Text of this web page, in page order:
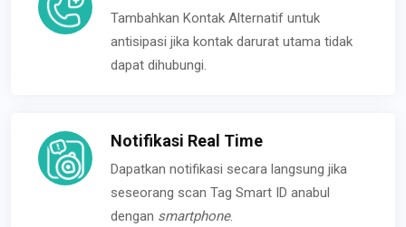
Tambahkan Kontak Alternatif untuk
antisipasi jika kontak darurat utama tidak
dapat dihubungi.
Notifikasi Real Time
Dapatkan notifikasi secara langsung jika
seseorang scan Tag Smart ID anabul
dengan smartphone.